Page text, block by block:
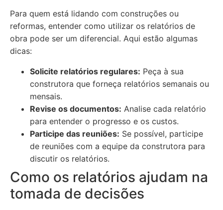
Para quem está lidando com construções ou
reformas, entender como utilizar os relatórios de
obra pode ser um diferencial. Aqui estão algumas
dicas:
Solicite relatórios regulares: Peça à sua
construtora que forneça relatórios semanais ou
mensais.
Revise os documentos: Analise cada relatório
para entender o progresso e os custos.
Participe das reuniões: Se possível, participe
de reuniões com a equipe da construtora para
discutir os relatórios.
Como os relatórios ajudam na
tomada de decisões